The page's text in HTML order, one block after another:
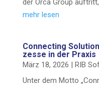
der Orca Group
mehr lesen
Con­nec­ting
zes­se in der Praxis
März 18, 2026 | RIB
Unter dem Mot­to